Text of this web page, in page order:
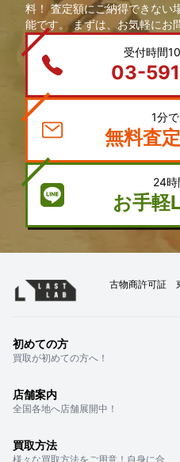
料！ 査定額にご納得できない
能です。 まずは、お気軽にお
受付時間
03-
1分で
無料査
24時
お手軽
古物商許可証
初めての方
買取が初めての方へ！
店舗案内
全国各地へ店舗展開中！
買取方法
様々な買取方法をご用意！自身に合